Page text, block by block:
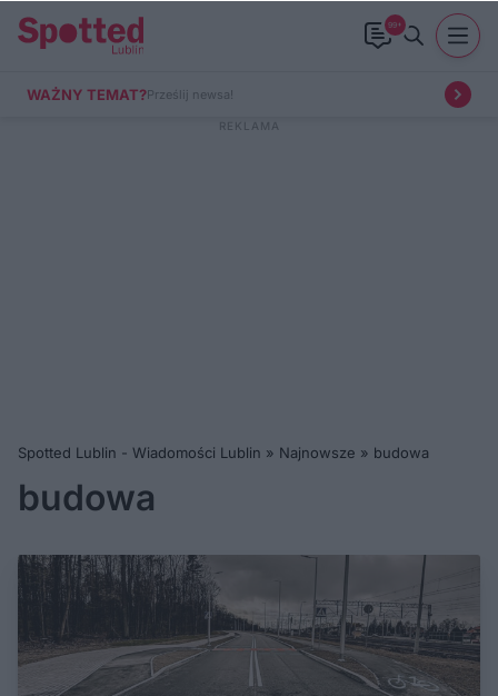
99+
WAŻNY TEMAT?Prześlij newsa!
Spotted Lublin - Wiadomości Lublin » Najnowsze » budowa
budowa